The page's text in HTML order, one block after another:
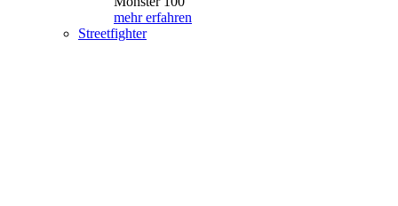
mehr erfahren
Streetfighter